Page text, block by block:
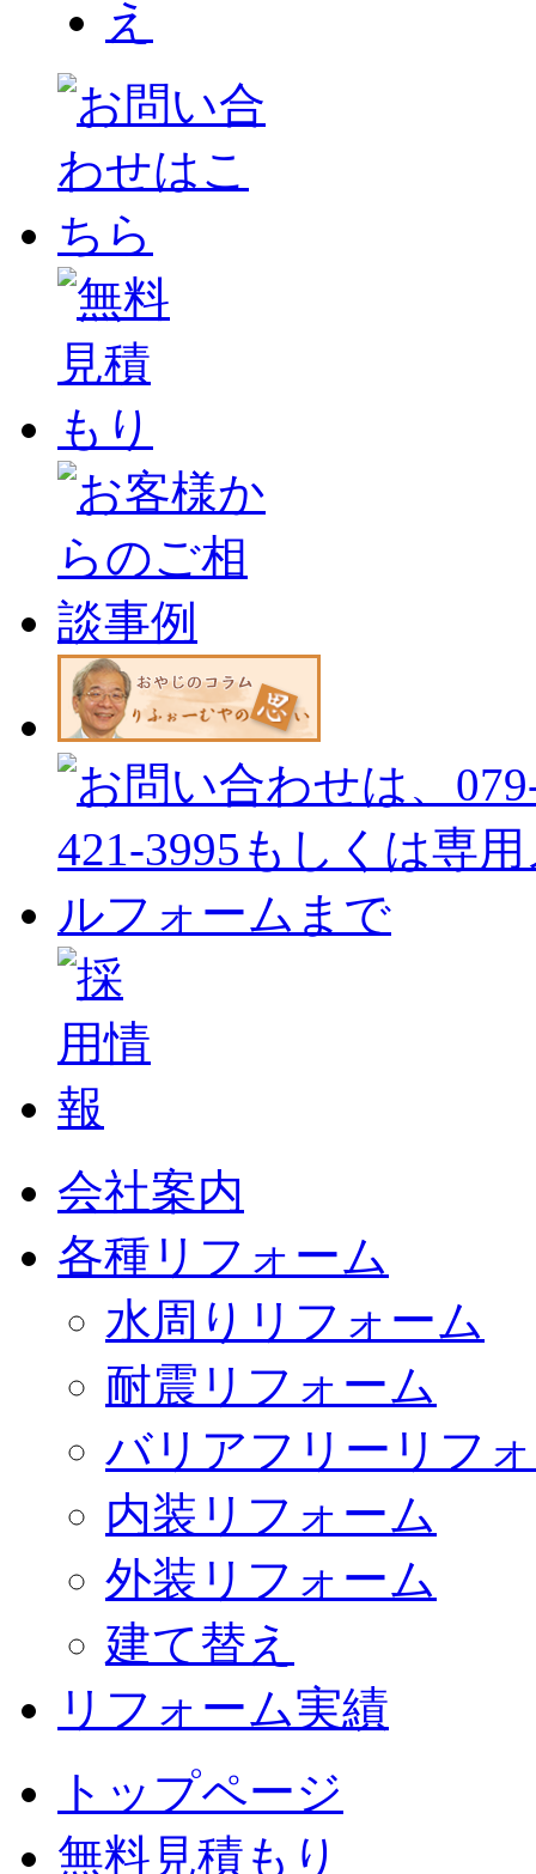
会社案内
各種リフォーム
水周りリフォーム
耐震リフォーム
バリアフリーリフ
内装リフォーム
外装リフォーム
建て替え
リフォーム実績
トップページ
無料見積もり